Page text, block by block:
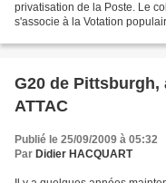
privatisation de la Poste. Le
s'associe à la Votation
G20 de Pittsburgh,
ATTAC
Publié le 25/09/2009 à 05:32
Par Didier HACQUART